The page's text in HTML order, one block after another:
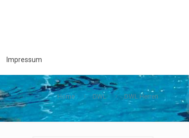
Impressum
Home DWL DWL Herren